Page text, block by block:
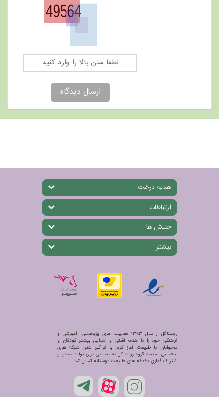
ارسال دیدگاه
هدیه درخت
ارتباطات
جنبش ها
بیشتر
روستاگل از سال 1393 فعالیت های پژوهشی، آموزشی و
فرهنگی خود را با هدف آشتی و آشنایی بیشتر کودکان و
نوجوانان با طبیعت آغاز کرد، با فراگیر شدن شبکه های
اجتماعی، صفحه گروه روستاگل به محیطی برای تولید محتوا و
اشتراک گذاری دغدغه های طبیعت دوستانه تبدیل شد